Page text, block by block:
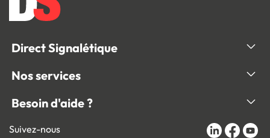
Direct Signalétique
Nos services
Besoin d'aide ?
Suivez-nous